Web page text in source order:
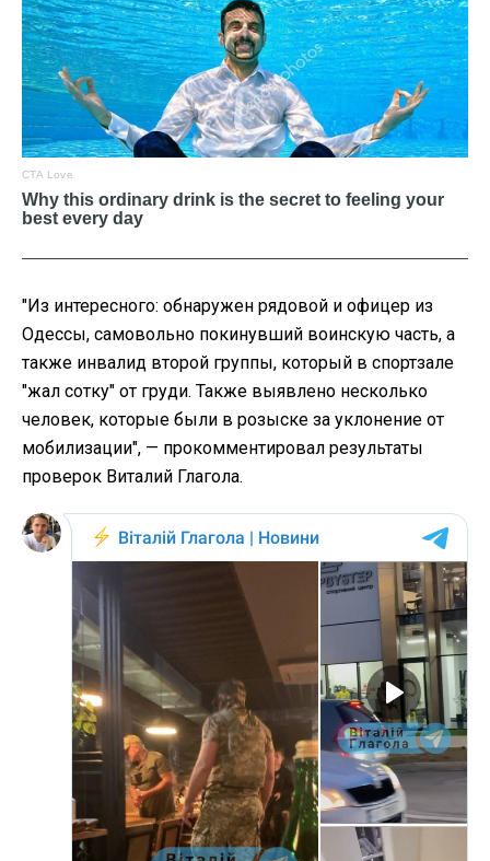
"Из интересного: обнаружен рядовой и офицер из
Одессы, самовольно покинувший воинскую часть, а
также инвалид второй группы, который в спортзале
"жал сотку" от груди. Также выявлено несколько
человек, которые были в розыске за уклонение от
мобилизации", — прокомментировал результаты
проверок Виталий Глагола.